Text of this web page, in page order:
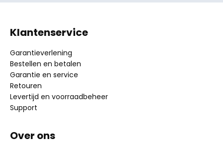
Klantenservice
Garantieverlening
Bestellen en betalen
Garantie en service
Retouren
Levertijd en voorraadbeheer
Support
Over ons